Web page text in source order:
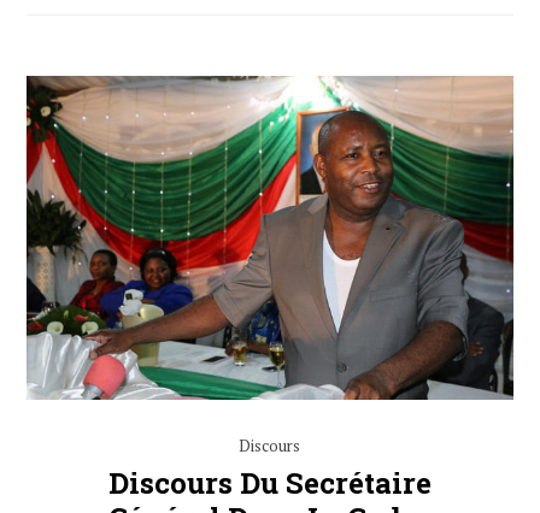
Discours
Discours Du Secrétaire